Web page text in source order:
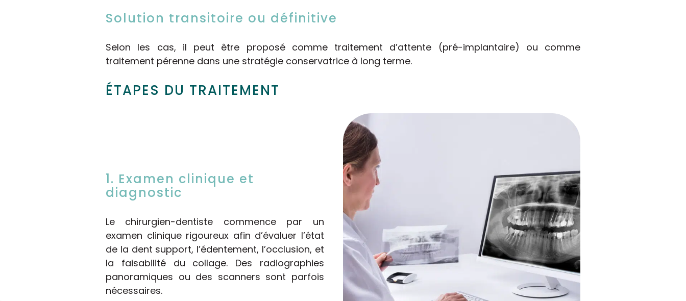
Solution transitoire ou définitive
Selon les cas, il peut être proposé comme traitement d’attente (pré-implantaire) ou comme
traitement pérenne dans une stratégie conservatrice à long terme.
ÉTAPES DU TRAITEMENT
1. Examen clinique et
diagnostic
Le chirurgien-dentiste commence par un
examen clinique rigoureux afin d’évaluer l’état
de la dent support, l’édentement, l’occlusion, et
la faisabilité du collage. Des radiographies
panoramiques ou des scanners sont parfois
nécessaires.